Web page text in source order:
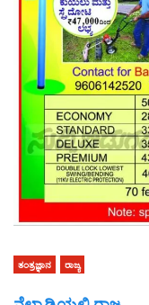
ತಂತ್ರಜ್ಞಾನ ರಾಜ್ಯ